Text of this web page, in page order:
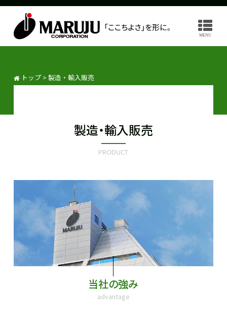
MENU
トップ >製造・輸入販売
製造・輸入販売
PRODUCT
当社の強み
advantage